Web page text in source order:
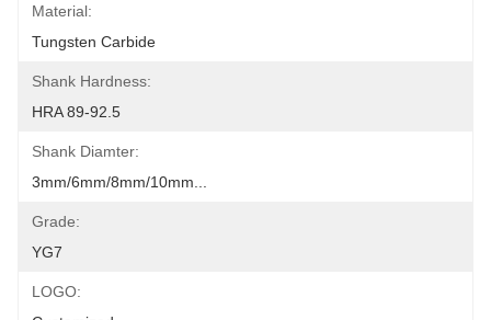
Material:
Tungsten Carbide
Shank Hardness:
HRA 89-92.5
Shank Diamter:
3mm/6mm/8mm/10mm...
Grade:
YG7
LOGO: